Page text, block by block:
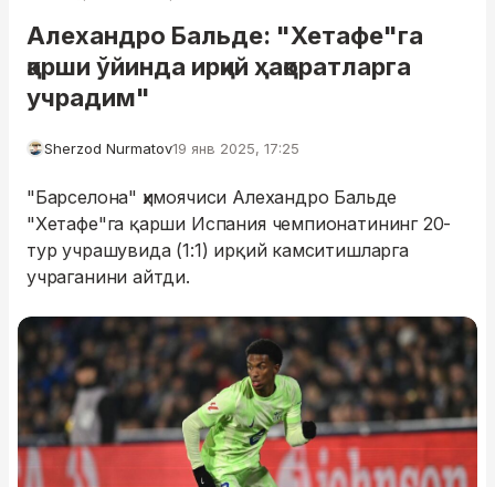
Алехандро Бальде: "Хетафе"га
қарши ўйинда ирқий ҳақоратларга
учрадим"
Sherzod Nurmatov19 янв 2025, 17:25
"Барселона" ҳимоячиси Алехандро Бальде
"Хетафе"га қарши Испания чемпионатининг 20-
тур учрашувида (1:1) ирқий камситишларга
учраганини айтди.